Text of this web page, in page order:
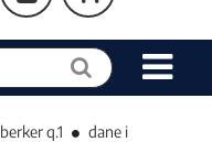
berker q.1
dane i